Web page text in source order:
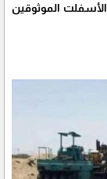
الموثوقين